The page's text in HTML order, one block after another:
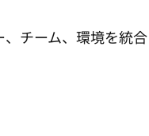
、チーム、環境を統合